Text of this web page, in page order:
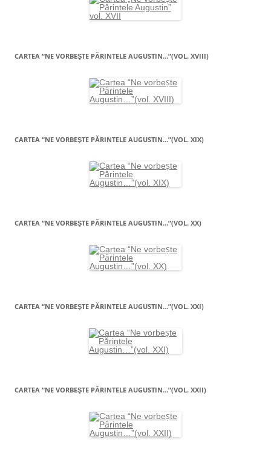
CARTEA “NE VORBEŞTE PĂRINTELE AUGUSTIN…”(VOL. XVIII)
CARTEA “NE VORBEŞTE PĂRINTELE AUGUSTIN…”(VOL. XIX)
CARTEA “NE VORBEŞTE PĂRINTELE AUGUSTIN…”(VOL. XX)
CARTEA “NE VORBEŞTE PĂRINTELE AUGUSTIN…”(VOL. XXI)
CARTEA “NE VORBEŞTE PĂRINTELE AUGUSTIN…”(VOL. XXII)